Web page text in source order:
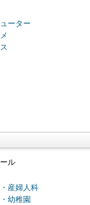
ーター
ル
産婦人科
幼稚園